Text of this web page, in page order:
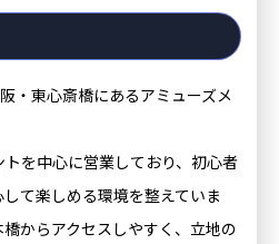
・東心斎橋にあるアミューズメ
を中心に営業しており、初心者
て楽しめる環境を整えていま
からアクセスしやすく、立地の